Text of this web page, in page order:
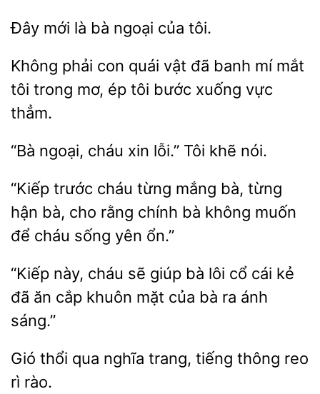
Đây bà ngoại tôi.
con
vật đã banh mí mắt
tôi trong mơ, ép tôi bước xuống vực
thẳm.
“Bà ngoại, cháu xin lỗi.”
“Kiếp trước từng
bà, từng
hận bà,
rằng chính bà không muốn
để cháu sống yên ổn.”
“Kiếp
cháu sẽ giúp bà lôi cổ cái kẻ
ăn cắp khuôn mặt
bà ra ánh
sáng.”
thổi qua trang,
thông reo
rì rào.